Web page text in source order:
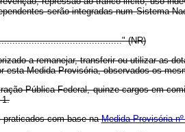
serão integradas num Sistema
(NR)
a remanejar, transferir ou utilizar as
esta Medida Provisória, observados os
Federal, quinze cargos em
1.
com base naMedida Provisória